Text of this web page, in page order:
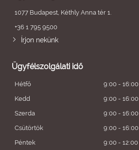
1077 Budapest, Kéthly Anna tér 1.
+36 1 795 9500
Írjon nekünk
Ügyfélszolgálati idő
Hétfő
9:00 - 16:00
Kedd
9:00 - 16:00
Szerda
9:00 - 16:00
Csütörtök
9:00 - 16:00
Péntek
9:00 - 12:00